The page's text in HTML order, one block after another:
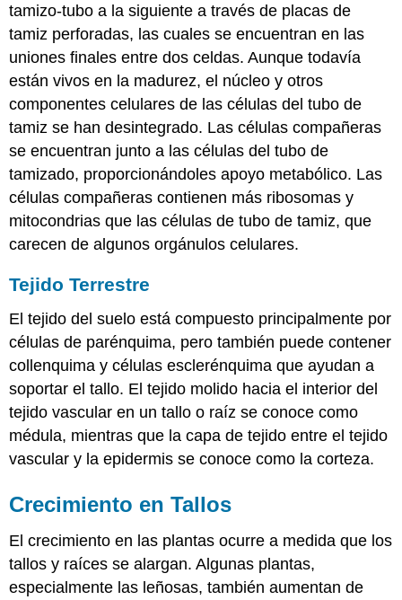
tamizo-tubo a la siguiente a través de placas de
tamiz perforadas, las cuales se encuentran en las
uniones finales entre dos celdas. Aunque todavía
están vivos en la madurez, el núcleo y otros
componentes celulares de las células del tubo de
tamiz se han desintegrado. Las células compañeras
se encuentran junto a las células del tubo de
tamizado, proporcionándoles apoyo metabólico. Las
células compañeras contienen más ribosomas y
mitocondrias que las células de tubo de tamiz, que
carecen de algunos orgánulos celulares.
Tejido Terrestre
El tejido del suelo está compuesto principalmente por
células de parénquima, pero también puede contener
collenquima y células esclerénquima que ayudan a
soportar el tallo. El tejido molido hacia el interior del
tejido vascular en un tallo o raíz se conoce como
médula, mientras que la capa de tejido entre el tejido
vascular y la epidermis se conoce como lacorteza.
Crecimiento en Tallos
El crecimiento en las plantas ocurre a medida que los
tallos y raíces se alargan. Algunas plantas,
especialmente las leñosas, también aumentan de